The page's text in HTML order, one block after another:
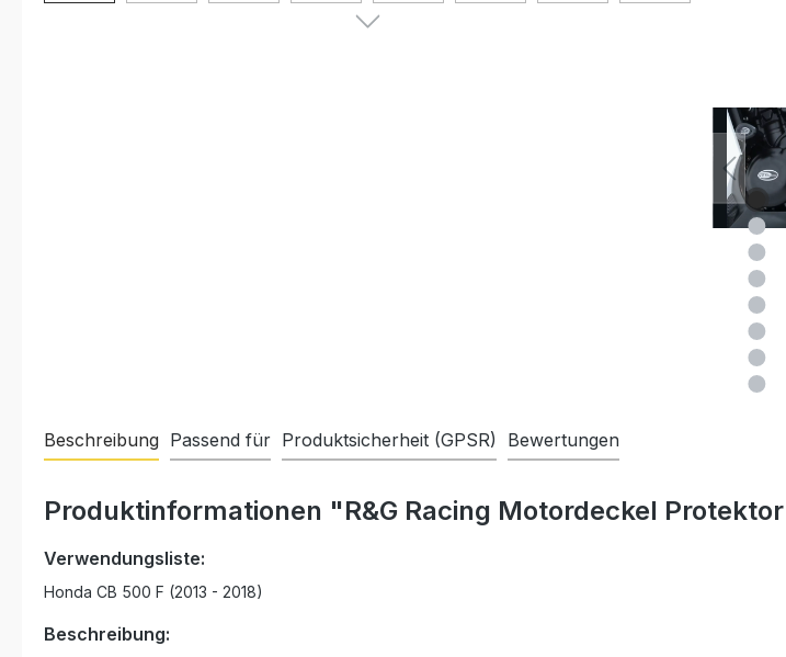
Beschreibung Passend für Produktsicherheit (GPSR) Bewertungen
Produktinformationen "R&G Racing Motordeckel
Verwendungsliste:
Honda CB 500 F (2013 - 2018)
Beschreibung: